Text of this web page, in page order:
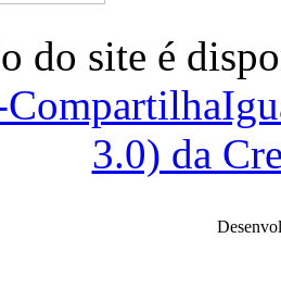
do site é
3.0) da